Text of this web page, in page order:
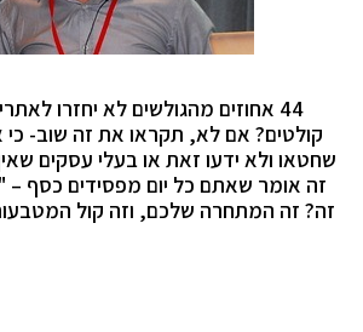
44 אחוזים מהגולשים לא יחזרו
קולטים? אם לא, תקראו את זה שוב- כי
שחטאו ולא ידעו זאת או בעלי עסקים
זה אומר שאתם כל יום מפסידים כסף
זה? זה המתחרה שלכם, וזה קול